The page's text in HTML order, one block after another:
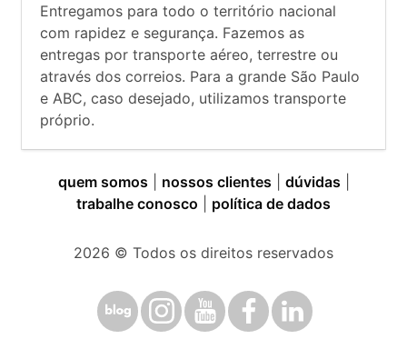
Entregamos para todo o território nacional
com rapidez e segurança. Fazemos as
entregas por transporte aéreo, terrestre ou
através dos correios. Para a grande São Paulo
e ABC, caso desejado, utilizamos transporte
próprio.
quem somos nossos clientes dúvidas
trabalhe conosco
política de dados
2026 © Todos os direitos reservados